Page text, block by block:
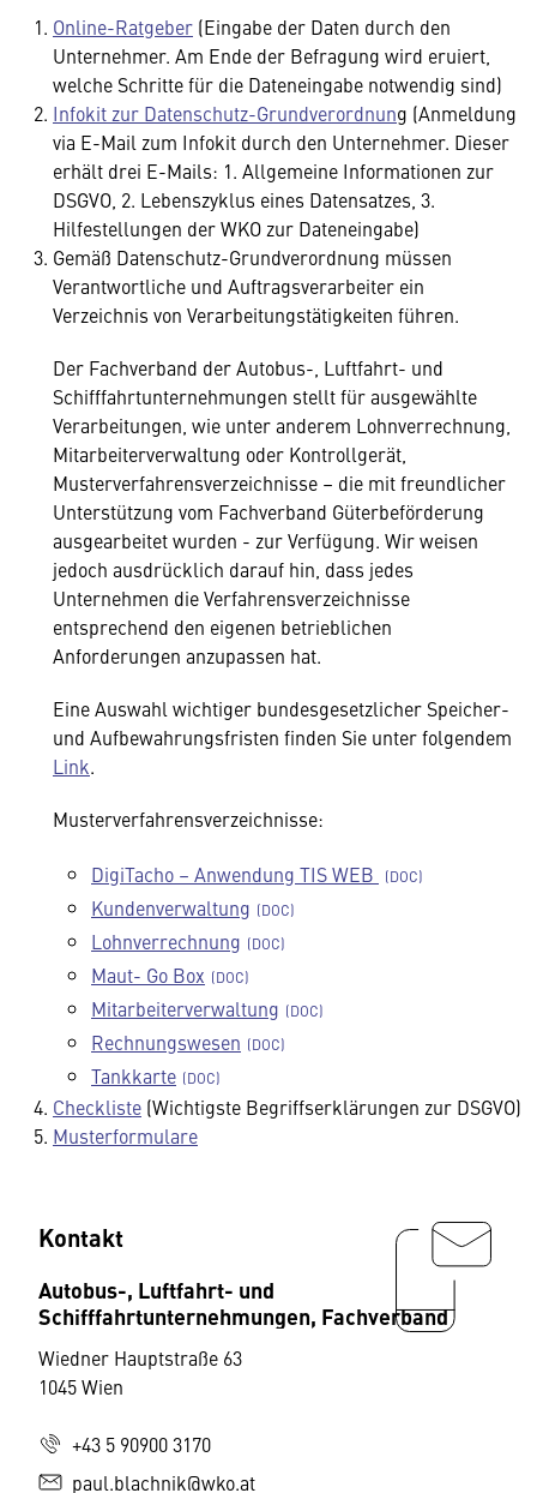
Online-Ratgeber (Eingabe der Daten durch den
Unternehmer. Am Ende der Befragung wird eruiert,
welche Schritte für die Dateneingabe notwendig sind)
Infokit zur Datenschutz-Grundverordnung (Anmeldung
via E-Mail zum Infokit durch den Unternehmer. Dieser
erhält drei E-Mails: 1. Allgemeine Informationen zur
DSGVO, 2. Lebenszyklus eines Datensatzes, 3.
Hilfestellungen der WKO zur Dateneingabe)
Gemäß Datenschutz-Grundverordnung müssen
Verantwortliche und Auftragsverarbeiter ein
Verzeichnis von Verarbeitungstätigkeiten führen.
Der Fachverband der Autobus-, Luftfahrt- und
Schifffahrtunternehmungen stellt für ausgewählte
Verarbeitungen, wie unter anderem Lohnverrechnung,
Mitarbeiterverwaltung oder Kontrollgerät,
Musterverfahrensverzeichnisse – die mit freundlicher
Unterstützung vom Fachverband Güterbeförderung
ausgearbeitet wurden - zur Verfügung. Wir weisen
jedoch ausdrücklich darauf hin, dass jedes
Unternehmen die Verfahrensverzeichnisse
entsprechend den eigenen betrieblichen
Anforderungen anzupassen hat.
Eine Auswahl wichtiger bundesgesetzlicher Speicher-
und Aufbewahrungsfristen finden Sie unter folgendem
Link.
Musterverfahrensverzeichnisse:
DigiTacho – Anwendung TIS WEB
Kundenverwaltung
Lohnverrechnung
Maut- Go Box
Mitarbeiterverwaltung
Rechnungswesen
Tankkarte
Checkliste (Wichtigste Begriffserklärungen zur DSGVO)
Musterformulare
Kontakt
Autobus-, Luftfahrt- und
Schifffahrtunternehmungen, Fachverband
Wiedner Hauptstraße 63
1045 Wien
+43 5 90900 3170
paul.blachnik@wko.at